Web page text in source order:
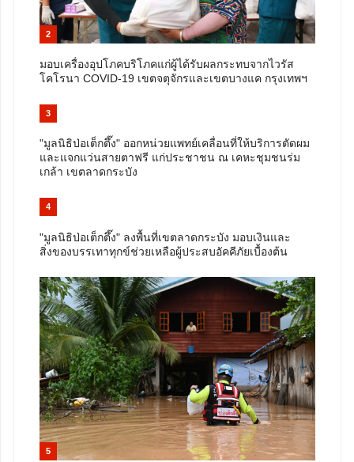
2
มอบเครื่องอุปโภคบริโภคแก่ผู้ได้รับผลกระทบจากไวรัส
โคโรนา COVID-19 เขตจตุจักรและเขตบางแค กรุงเทพฯ
3
"มูลนิธิป่อเต็กตึ๊ง" ออกหน่วยแพทย์เคลื่อนที่ให้บริการตัดผม
และแจกแว่นสายตาฟรี แก่ประชาชน ณ เคหะชุมชนร่ม
เกล้า เขตลาดกระบัง
4
"มูลนิธิป่อเต็กตึ๊ง" ลงพื้นที่เขตลาดกระบัง มอบเงินและ
สิ่งของบรรเทาทุกข์ช่วยเหลือผู้ประสบอัคคีภัยเบื้องต้น
5